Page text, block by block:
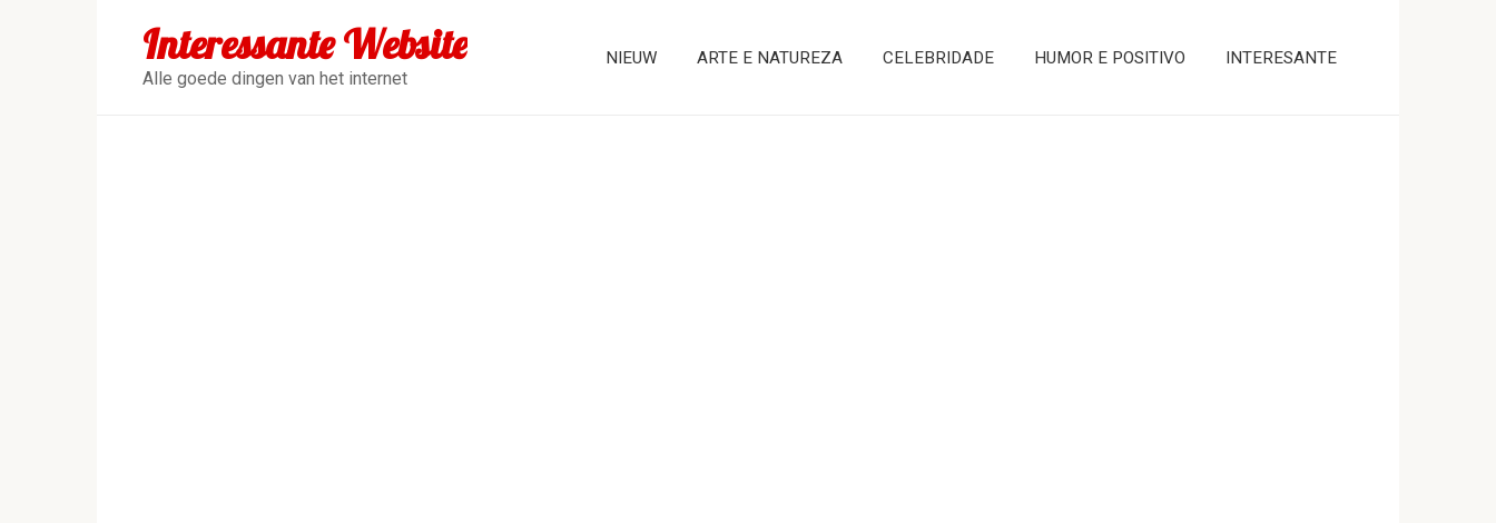
Interessante Website
Alle goede dingen van het internet
NIEUW ARTE E NATUREZA CELEBRIDADE HUMOR E POSITIVO INTERESANTE